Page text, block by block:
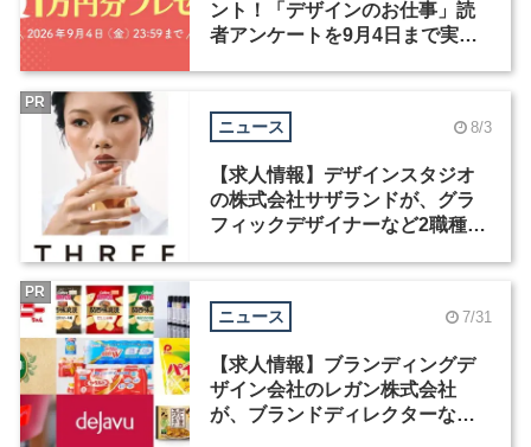
ント！「デザインのお仕事」読
者アンケートを9月4日まで実施
ニュース 8/3
【求人情報】デザインスタジオ
の株式会社サザランドが、グラ
フィックデザイナーなど2職種を
PR
ニュース 7/31
【求人情報】ブランディングデ
ザイン会社のレガン株式会社
が、ブランドディレクターなど3
PR